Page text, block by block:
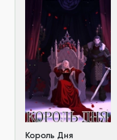
Король Дня